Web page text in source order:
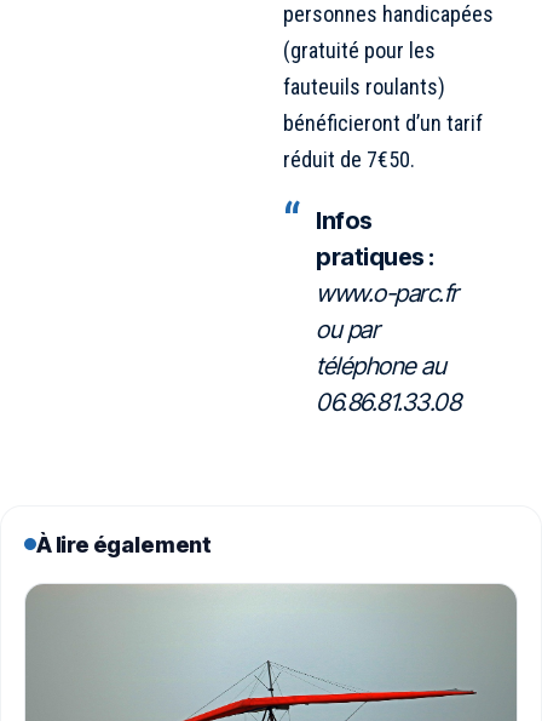
personnes handicapées
(gratuité pour les
fauteuils roulants)
bénéficieront d’un tarif
réduit de 7€50.
Infos
pratiques :
www.o-parc.fr
ou par
téléphone au
06.86.81.33.08
À lire également